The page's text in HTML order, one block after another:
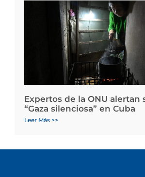
Expertos de la ONU alertan
“Gaza silenciosa” en Cuba
Leer Más >>